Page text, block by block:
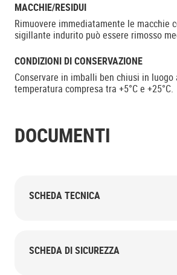
MACCHIE/RESIDUI
Rimuovere immediatamente le macchie
sigillante indurito può essere rimosso
CONDIZIONI DI CONSERVAZIONE
Conservare in imballi ben chiusi in luogo
temperatura compresa tra +5°C e +25°C.
DOCUMENTI
SCHEDA TECNICA
SCHEDA DI SICUREZZA